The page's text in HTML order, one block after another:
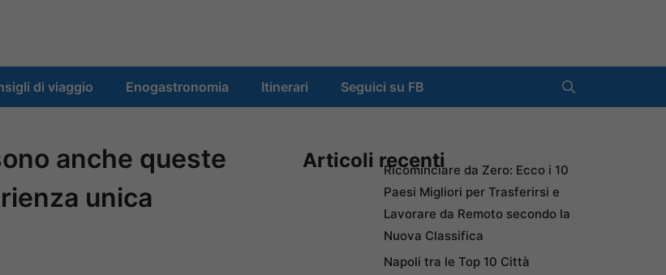
di viaggio Enogastronomia Itinerari Seguici su FB
anche queste
unica
Articoli recentiRicominciare da Zero: Ecco i 10
Paesi Migliori per Trasferirsi e
Lavorare da Remoto secondo la
Nuova Classifica
Napoli tra le Top 10 Città